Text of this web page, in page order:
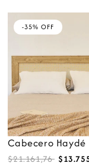
-35% OFF
Cabecero Haydé
$21.161,76